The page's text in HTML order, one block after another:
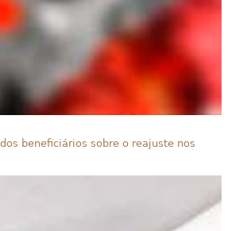
beneficiários sobre o reajuste nos